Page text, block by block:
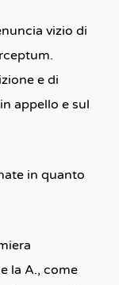
vizio di
e di
appello e sul
in quanto
la A., come